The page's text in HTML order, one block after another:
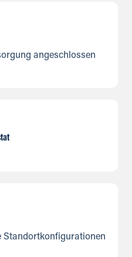
angeschlossen
Standortkonfigurationen